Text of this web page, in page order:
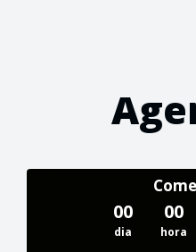
00
dia
00
hora